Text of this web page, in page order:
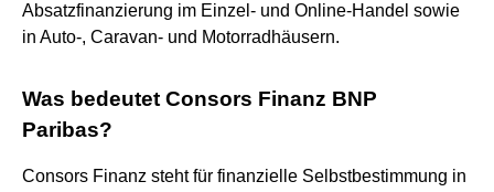
Absatzfinanzierung im Einzel- und Online-Handel sowie
in Auto-, Caravan- und Motorradhäusern.
Was bedeutet Consors Finanz BNP
Paribas?
Consors Finanz steht für finanzielle Selbstbestimmung in